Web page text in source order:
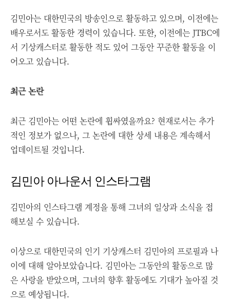
김민아는 대한민국의 방송인으로 활동하고 있으며, 이전에는
배우로서도 활동한 경력이 있습니다. 또한, 이전에는 JTBC에
서 기상캐스터로 활동한 적도 있어 그동안 꾸준한 활동을 이
어오고 있습니다.
최근 논란
최근 김민아는 어떤 논란에 휩싸였을까요? 현재로서는 추가
적인 정보가 없으나, 그 논란에 대한 상세 내용은 계속해서
업데이트될 것입니다.
김민아 아나운서 인스타그램
김민아의 인스타그램 계정을 통해 그녀의 일상과 소식을 접
해보실 수 있습니다.
이상으로 대한민국의 인기 기상캐스터 김민아의 프로필과 나
이에 대해 알아보았습니다. 김민아는 그동안의 활동으로 많
은 사랑을 받았으며, 그녀의 향후 활동에도 기대가 높아질 것
으로 예상됩니다.